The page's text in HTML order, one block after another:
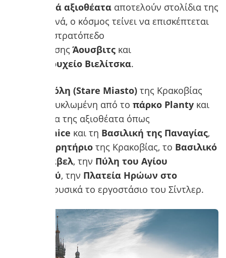
ιστορικά αξιοθέατα αποτελούν στολίδια της
πόλης. Συχνά, ο κόσμος τείνει να επισκέπτεται
το πρώην στρατόπεδο
συγκέντρωσηςΆουσβιτς και
Αλατωρυχείο Βιελίτσκα.
Παλιά Πόλη (Stare Miasto) της Κρακοβίας
είναι περικυκλωμένη από το πάρκο Planty και
κρύβει μέσα της αξιοθέατα όπως
Sukiennice και τη Βασιλική της Παναγίας,
Παρατηρητήριο της Κρακοβίας, το Βασιλικό
Κάστρο Βάβελ, την Πύλη του Αγίου
Φλωριανού, την Πλατεία Ηρώων στο
και φυσικά το εργοστάσιο του Σίντλερ.